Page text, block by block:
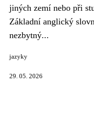
jiných zemí nebo při
Základní anglický
nezbytný...
jazyky
29. 05. 2026